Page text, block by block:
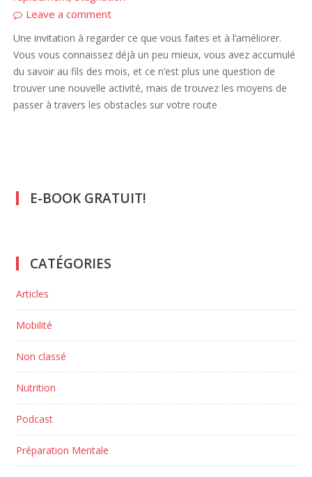
Leave a comment
Une invitation à regarder ce que vous faites et à l’améliorer.
Vous vous connaissez déjà un peu mieux, vous avez accumulé
du savoir au fils des mois, et ce n’est plus une question de
trouver une nouvelle activité, mais de trouvez les moyens de
passer à travers les obstacles sur votre route
E-BOOK GRATUIT!
CATÉGORIES
Articles
Mobilité
Non classé
Nutrition
Podcast
Préparation Mentale